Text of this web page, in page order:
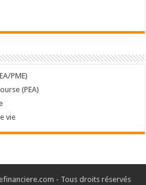
PME)
(PEA)
vie
- Tous droits réservés